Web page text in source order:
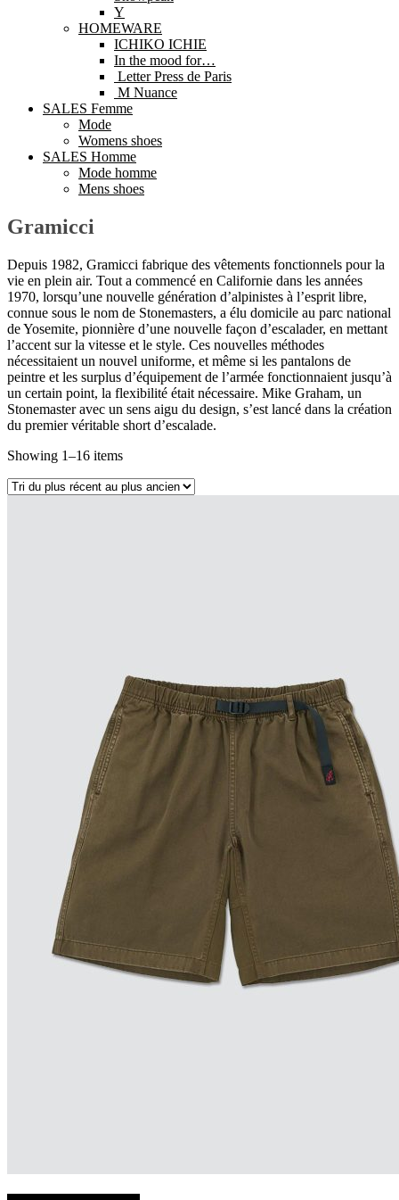
Y
HOMEWARE
ICHIKO ICHIE
In the mood for…
Letter Press de Paris
M Nuance
SALES Femme
Mode
Womens shoes
SALES Homme
Mode homme
Mens shoes
Gramicci
Depuis 1982, Gramicci fabrique des vêtements fonctionnels pour la
vie en plein air. Tout a commencé en Californie dans les années
1970, lorsqu’une nouvelle génération d’alpinistes à l’esprit libre,
connue sous le nom de Stonemasters, a élu domicile au parc national
de Yosemite, pionnière d’une nouvelle façon d’escalader, en mettant
l’accent sur la vitesse et le style. Ces nouvelles méthodes
nécessitaient un nouvel uniforme, et même si les pantalons de
peintre et les surplus d’équipement de l’armée fonctionnaient jusqu’à
un certain point, la flexibilité était nécessaire. Mike Graham, un
Stonemaster avec un sens aigu du design, s’est lancé dans la création
du premier véritable short d’escalade.
Showing 1–16 items